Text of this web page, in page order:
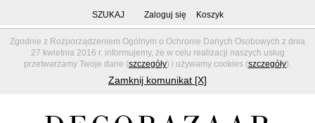
Zgodnie z Rozporządzeniem Ogólnym o Ochronie Danych Osobowych z dnia
27 kwietnia 2016 r. informujemy, że w celu realizacji naszych usług
przetwarzamy Twoje dane (szczegóły) i używamy cookies (szczegóły).
Zamknij komunikat [X]
SZUKAJ Zaloguj się Koszyk